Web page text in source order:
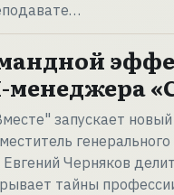
запускает
Черняков
тайны